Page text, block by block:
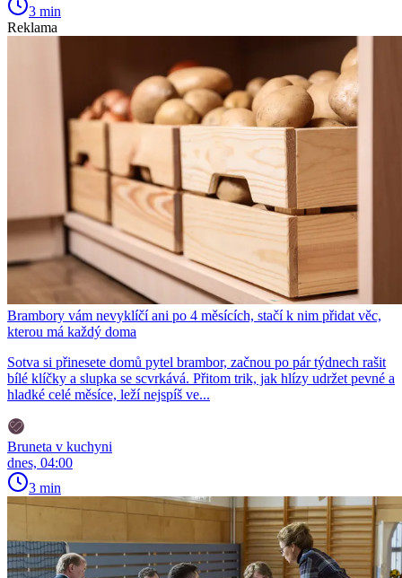
3 min
Reklama
Brambory vám nevyklíčí ani po 4 měsících, stačí k nim přidat věc,
kterou má každý doma
Sotva si přinesete domů pytel brambor, začnou po pár týdnech rašit
bílé klíčky a slupka se scvrkává. Přitom trik, jak hlízy udržet pevné a
hladké celé měsíce, leží nejspíš ve...
Bruneta v kuchyni
dnes, 04:00
3 min